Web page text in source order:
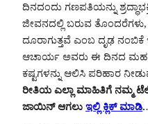
ದಿನದಂದು ಗಣಪತಿಯನ್ನು
ಜೀವನದಲ್ಲಿ ಬರುವ
ದೂರಾಗುತ್ತವೆ ಎಂಬ ದೃಢ
ಆಚಾರ್ಯ ಅವರು ಈ ದಿನದ
ಕಷ್ಟಗಳನ್ನು ಆಲಿಸಿ ಪರಿಹಾರ
ರೀತಿಯ ಎಲ್ಲಾ ಮಾಹಿತಿಗೆ ನಮ್ಮ
ಜಾಯಿನ್ ಆಗಲು ಇಲ್ಲಿ ಕ್ಲಿಕ್ ಮಾಡಿ.